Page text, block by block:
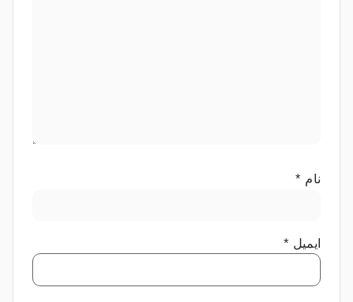
نام *
ایمیل *